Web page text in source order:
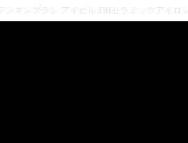
デンマンブラシ アイビル DHセラミックアイ